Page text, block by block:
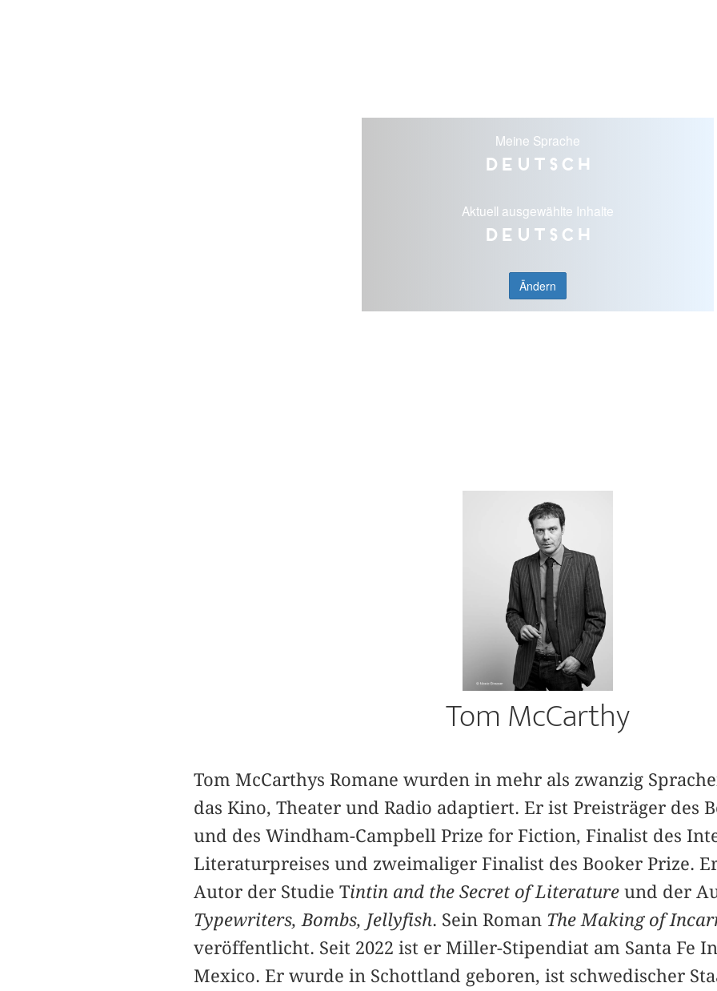
Meine Sprache
Deutsch
Aktuell ausgewählte Inhalte
Deutsch
Ändern
Tom McCarthy
Tom McCarthys Romane wurden in mehr als zwanzig
das Kino, Theater und Radio adaptiert. Er ist Preisträger des
und des Windham-Campbell Prize for Fiction, Finalist des
Literaturpreises und zweimaliger Finalist des Booker Prize.
Autor der Studie Tintin and the Secret of Literature und der
Typewriters, Bombs, Jellyfish. Sein Roman The Making of
veröffentlicht. Seit 2022 ist er Miller-Stipendiat am Santa Fe
Mexico. Er wurde in Schottland geboren, ist schwedischer